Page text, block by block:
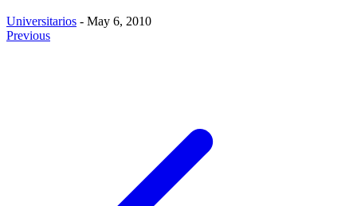
Universitarios - May 6, 2010
Previous